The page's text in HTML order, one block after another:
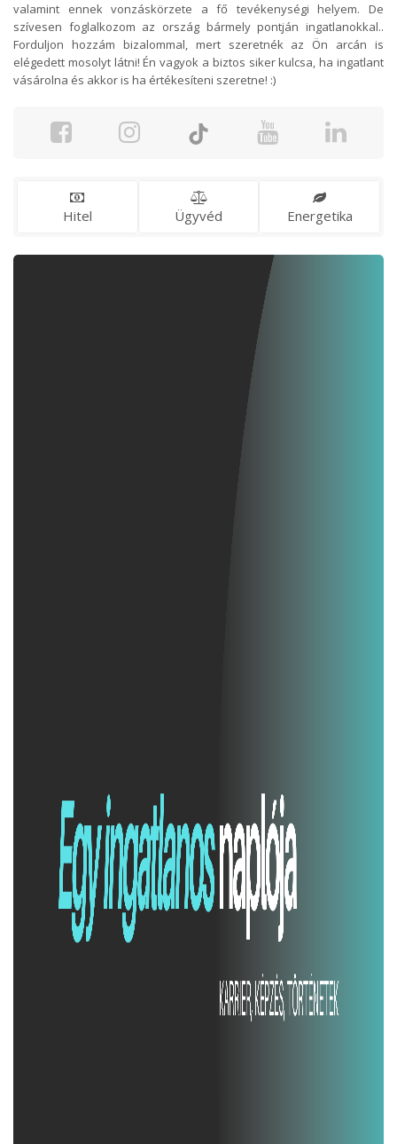
valamint ennek vonzáskörzete a fő tevékenységi helyem. De
szívesen foglalkozom az ország bármely pontján ingatlanokkal..
Forduljon hozzám bizalommal, mert szeretnék az Ön arcán is
elégedett mosolyt látni! Én vagyok a biztos siker kulcsa, ha ingatlant
vásárolna és akkor is ha értékesíteni szeretne! :)
Hitel Ügyvéd Energetika